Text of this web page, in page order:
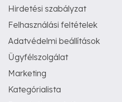
Hirdetési szabályzat
Felhasználási feltételek
Adatvédelmi beállítások
Ügyfélszolgálat
Marketing
Kategórialista